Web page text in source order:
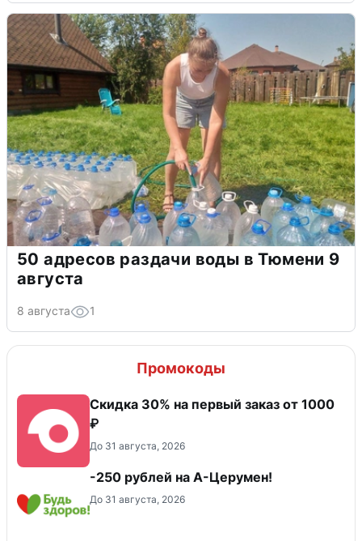
50 адресов раздачи воды в Тюмени 9
августа
8 августа 1
Промокоды
Скидка 30% на первый заказ от 1000
₽
До 31 августа, 2026
-250 рублей на А-Церумен!
До 31 августа, 2026